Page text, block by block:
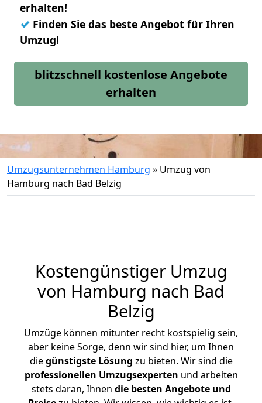
erhalten!
✓ Finden Sie das beste Angebot für Ihren
Umzug!
blitzschnell kostenlose Angebote
erhalten
Umzugsunternehmen Hamburg » Umzug von
Hamburg nach Bad Belzig
Kostengünstiger Umzug
von Hamburg nach Bad
Belzig
Umzüge können mitunter recht kostspielig sein,
aber keine Sorge, denn wir sind hier, um Ihnen
diegünstigste Lösung zu bieten. Wir sind die
professionellen Umzugsexperten und arbeiten
stets daran, Ihnen die besten Angebote und